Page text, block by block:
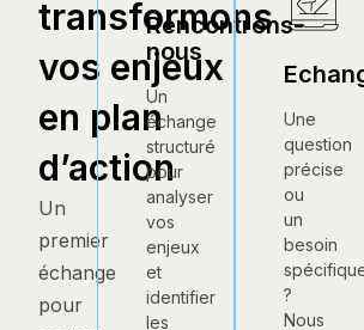
transformons
vos enjeux
en plan
d’action
Un
premier
échange
pour
Rencontrons-
nous
Un
échange
structuré
pour
analyser
vos
enjeux
et
identifier
les
Une
question
précise
ou
un
besoin
?
Nous